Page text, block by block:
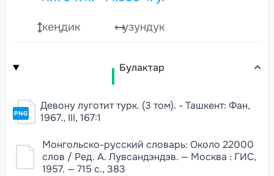
кеңдик узундук
Булактар
PNG
Девону луготит турк. (3 том). - Ташкент: Фан,
1967., III, 167:1
Монгольско-русский словарь: Около 22000
слов / Ред. А. Лувсандэндэв. — Москва : ГИС,
1957. — 715 с., 383